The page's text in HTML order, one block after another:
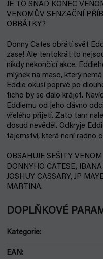
JE TO SNAD KONEC
VENOMŮV SENZAČNÍ
OBRÁTKY?
Donny Cates obrátí svět
zase! Ale tentokrát to
nikdy nekončící akce.
mlýnek na maso, který
Eddie okusí poprvé po
ticho by se dalo krájet.
Eddiemu od jeho dávno
vřelého přijetí. Zato tam
dosud nevěděl. Odkryje
tajemství, která není radno
OBSAHUJE SEŠITY
DONNYHO CATESE,
JOSHUY CASSARY, JP
MARTINA.
DOPLŇKOVÉ
Kategorie:
EAN: